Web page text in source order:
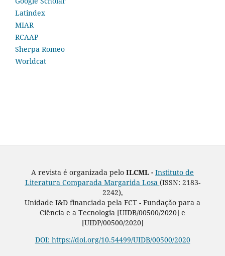
Latindex
MIAR
RCAAP
Sherpa Romeo
Worldcat
A revista é organizada pelo ILCML - Instituto de
Literatura Comparada Margarida Losa (ISSN: 2183-
2242),
Unidade I&D financiada pela FCT - Fundação para a
Ciência e a Tecnologia [UIDB/00500/2020] e
[UIDP/00500/2020]
DOI: https://doi.org/10.54499/UIDB/00500/2020